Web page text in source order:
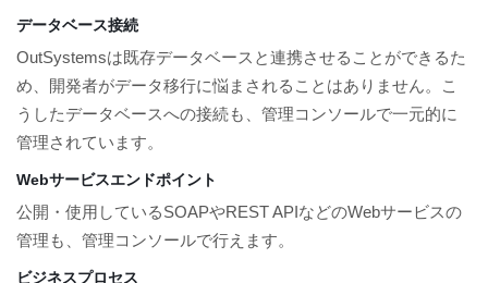
データベース接続
OutSystemsは既存データベースと連携させることができるた
め、開発者がデータ移行に悩まされることはありません。こ
うしたデータベースへの接続も、管理コンソールで一元的に
管理されています。
Webサービスエンドポイント
公開・使用しているSOAPやREST APIなどのWebサービスの
管理も、管理コンソールで行えます。
ビジネスプロセス